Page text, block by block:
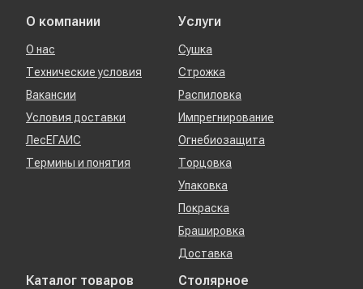
О компании
О нас
Технические условия
Вакансии
Условия доставки
ЛесЕГАИС
Термины и понятия
Услуги
Сушка
Строжка
Распиловка
Импрегнирование
Огнебиозащита
Торцовка
Упаковка
Покраска
Брашировка
Доставка
Каталог товаров
Столярное